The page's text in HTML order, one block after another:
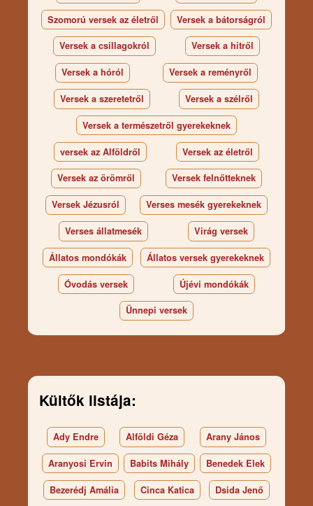
Szomorú versek az életről Versek a bátorságról
Versek a csillagokról Versek a hitről
Versek a hóról Versek a reményről
Versek a szeretetről Versek a szélről
Versek a természetről gyerekeknek
versek az Alföldről Versek az életről
Versek az örömről Versek felnőtteknek
Versek Jézusról Verses mesék gyerekeknek
Verses állatmesék Virág versek
Állatos mondókák Állatos versek gyerekeknek
Óvodás versek Újévi mondókák
Ünnepi versek
Kültők listája:
Ady Endre Alföldi Géza Arany János
Aranyosi Ervin Babits Mihály Benedek Elek
Bezerédj Amália Cinca Katica Dsida Jenő